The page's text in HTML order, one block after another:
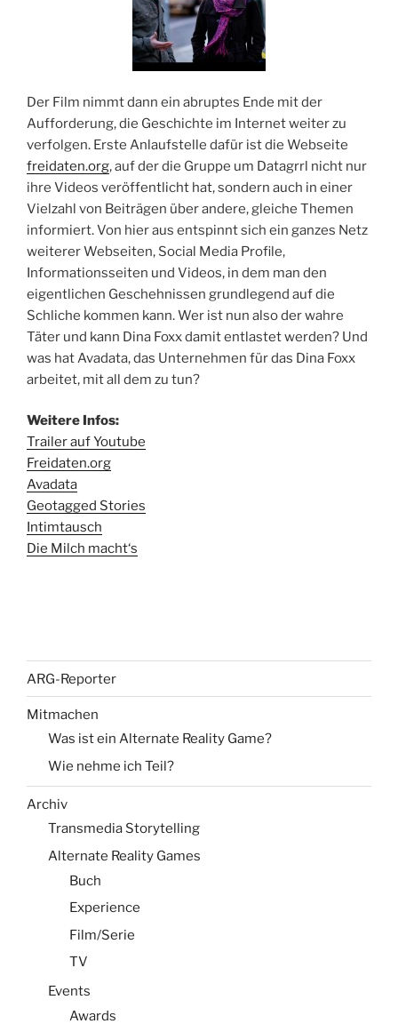
Der Film nimmt dann ein abruptes Ende mit der
Aufforderung, die Geschichte im Internet weiter zu
verfolgen. Erste Anlaufstelle dafür ist die Webseite
freidaten.org, auf der die Gruppe um Datagrrl nicht nur
ihre Videos veröffentlicht hat, sondern auch in einer
Vielzahl von Beiträgen über andere, gleiche Themen
informiert. Von hier aus entspinnt sich ein ganzes Netz
weiterer Webseiten, Social Media Profile,
Informationsseiten und Videos, in dem man den
eigentlichen Geschehnissen grundlegend auf die
Schliche kommen kann. Wer ist nun also der wahre
Täter und kann Dina Foxx damit entlastet werden? Und
was hat Avadata, das Unternehmen für das Dina Foxx
arbeitet, mit all dem zu tun?
Weitere Infos:
Trailer auf Youtube
Freidaten.org
Avadata
Geotagged Stories
Intimtausch
Die Milch macht‘s
ARG-Reporter
Mitmachen
Was ist ein Alternate Reality Game?
Wie nehme ich Teil?
Archiv
Transmedia Storytelling
Alternate Reality Games
Buch
Experience
Film/Serie
TV
Events
Awards